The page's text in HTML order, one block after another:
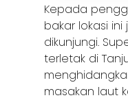
Kepada
bakar lokasi
dikunjungi.
terletak di
masakan laut